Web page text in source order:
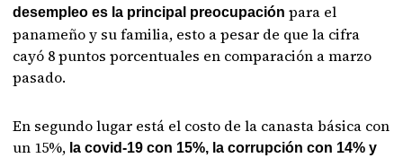
desempleo es la principal preocupación para el
panameño y su familia, esto a pesar de que la cifra
cayó 8 puntos porcentuales en comparación a marzo
pasado.
En segundo lugar está el costo de la canasta básica con
un 15%, la covid-19 con 15%, la corrupción con 14% y